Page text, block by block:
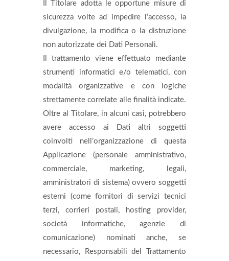
Il Titolare adotta le opportune misure di
sicurezza volte ad impedire l’accesso, la
divulgazione, la modifica o la distruzione
non autorizzate dei Dati Personali.
Il trattamento viene effettuato mediante
strumenti informatici e/o telematici, con
modalità organizzative e con logiche
strettamente correlate alle finalità indicate.
Oltre al Titolare, in alcuni casi, potrebbero
avere accesso ai Dati altri soggetti
coinvolti nell’organizzazione di questa
Applicazione (personale amministrativo,
commerciale, marketing, legali,
amministratori di sistema) ovvero soggetti
esterni (come fornitori di servizi tecnici
terzi, corrieri postali, hosting provider,
società informatiche, agenzie di
comunicazione) nominati anche, se
necessario, Responsabili del Trattamento